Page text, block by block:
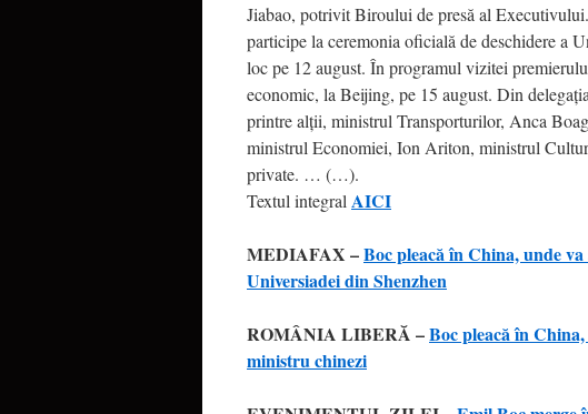
Jiabao, potrivit Biroului de presă al
participe la ceremonia oficială de deschidere a
loc pe 12 august. În programul vizitei
economic, la Beijing, pe 15 august. Din
printre alţii, ministrul Transporturilor, Anca
ministrul Economiei, Ion Ariton, ministrul
private. … (…).
Textul integral AICI
MEDIAFAX –Boc pleacă în China, unde
Universiadei din Shenzhen
ROMÂNIA LIBERĂ –Boc pleacă în
ministru chinezi